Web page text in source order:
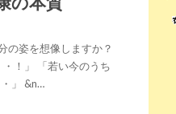
の姿を想像しますか？
！」 「若い今のうち
」 &n…